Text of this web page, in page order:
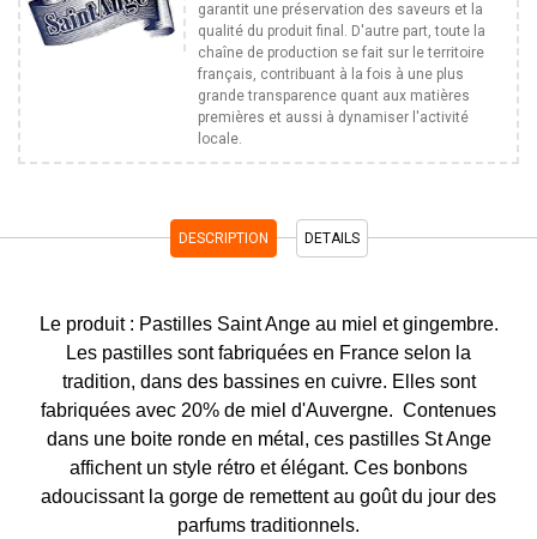
garantit une préservation des saveurs et la
qualité du produit final. D'autre part, toute la
chaîne de production se fait sur le territoire
français, contribuant à la fois à une plus
grande transparence quant aux matières
premières et aussi à dynamiser l'activité
locale.
DESCRIPTION DETAILS
Le produit : Pastilles Saint Ange au miel et gingembre.
Les pastilles sont fabriquées en France selon la
tradition, dans des bassines en cuivre. Elles sont
fabriquées avec 20% de miel d'Auvergne. Contenues
dans une boite ronde en métal, ces pastilles St Ange
affichent un style rétro et élégant. Ces bonbons
adoucissant la gorge de remettent au goût du jour des
parfums traditionnels.